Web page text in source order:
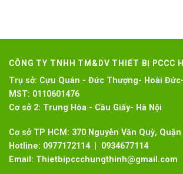
CÔNG TY TNHH TM&DV THIẾT BỊ PCCC
Trụ sở: Cựu Quán - Đức Thượng- Hoài
MST: 0110601476
Cơ sở 2: Trung Hòa - Cầu Giấy- Hà Nội
Cơ sở TP HCM: 370 Nguyễn Văn Quỳ, Quận
Hotline: 0977172114 | 0934677114
Email: Thietbipccchungthinh@gmail.com